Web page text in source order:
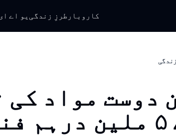
کاروبار طرزِ زندگی یو اے
دوست مواد کی